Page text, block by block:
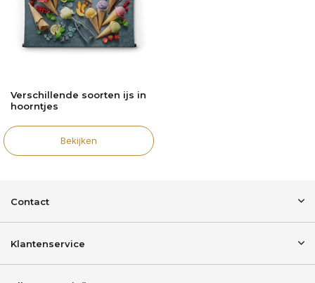
Verschillende soorten ijs in
hoorntjes
Bekijken
Contact
Klantenservice